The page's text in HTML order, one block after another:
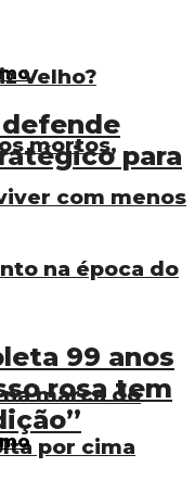
mortos,
com menos
marca do
por cima
Velho?
na época do
para
99 anos
rosa tem